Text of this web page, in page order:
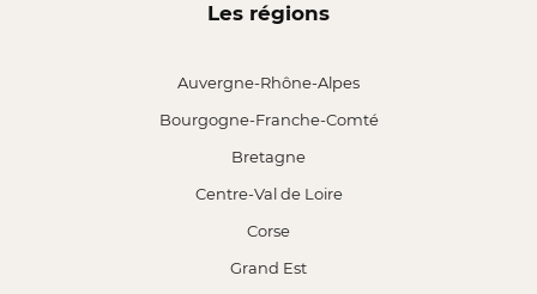
Les régions
Auvergne-Rhône-Alpes
Bourgogne-Franche-Comté
Bretagne
Centre-Val de Loire
Corse
Grand Est